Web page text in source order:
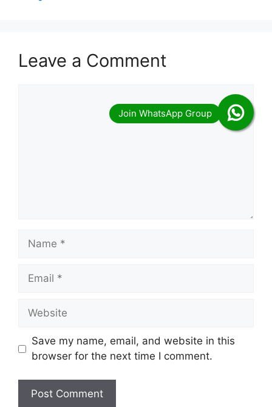
Leave a Comment
Name
Email
Website
Save my name, email, and website in this
browser for the next time I comment.